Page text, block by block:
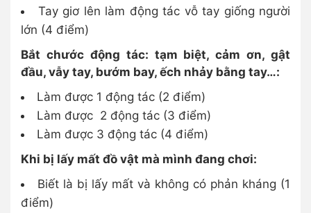
Tay giơ lên làm động tác vỗ tay giống người
lớn (4 điểm)
Bắt chước động tác: tạm biệt, cảm ơn, gật
đầu, vẫy tay, bướm bay, ếch nhảy bằng tay…:
Làm được 1 động tác (2 điểm)
Làm được 2 động tác (3 điểm)
Làm được 3 động tác (4 điểm)
Khi bị lấy mất đồ vật mà mình đang chơi:
Biết là bị lấy mất và không có phản kháng (1
điểm)